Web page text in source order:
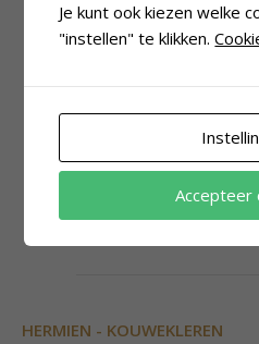
SABINE
Graag gedaan. Wat
benieuwd of het dit jaar
HERMIEN - KOUWEKLEREN
Je kunt ook kiezen welke
"instellen" te klikken.
Accepteer